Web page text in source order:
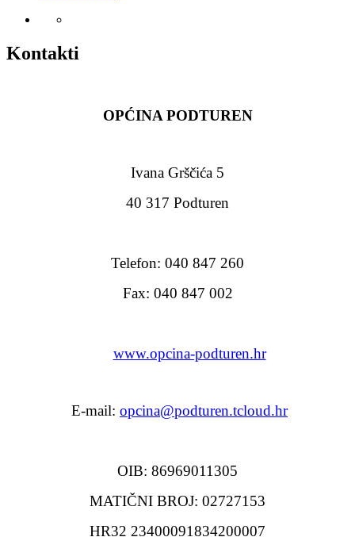
Kontakti
OPĆINA PODTUREN
Ivana Grščića 5
40 317 Podturen
Telefon: 040 847 260
Fax: 040 847 002
www.opcina-podturen.hr
E-mail: opcina@podturen.tcloud.hr
OIB: 86969011305
MATIČNI BROJ: 02727153
HR32 23400091834200007